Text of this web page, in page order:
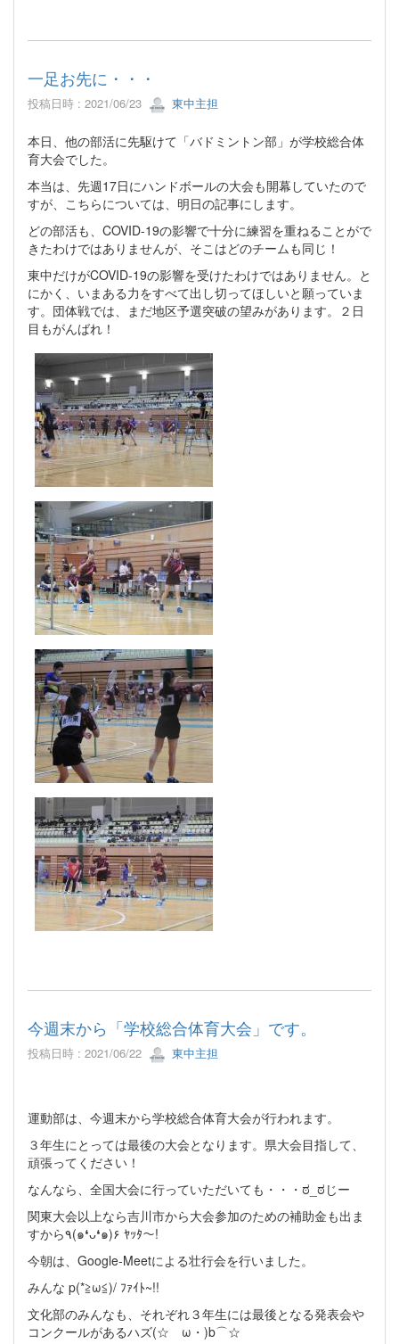
一足お先に・・・
投稿日時 : 2021/06/23 東中主担
本日、他の部活に先駆けて「バドミントン部」が学校総合体
育大会でした。
本当は、先週17日にハンドボールの大会も開幕していたので
すが、こちらについては、明日の記事にします。
どの部活も、COVID-19の影響で十分に練習を重ねることがで
きたわけではありませんが、そこはどのチームも同じ！
東中だけがCOVID-19の影響を受けたわけではありません。と
にかく、いまある力をすべて出し切ってほしいと願っていま
す。団体戦では、まだ地区予選突破の望みがあります。２日
目もがんばれ！
今週末から「学校総合体育大会」です。
投稿日時 : 2021/06/22 東中主担
運動部は、今週末から学校総合体育大会が行われます。
３年生にとっては最後の大会となります。県大会目指して、
頑張ってください！
なんなら、全国大会に行っていただいても・・・ಠ_ಠじー
関東大会以上なら吉川市から大会参加のための補助金も出ま
すから٩(๑❛ᴗ❛๑)۶ ﾔｯﾀ～!
今朝は、Google-Meetによる壮行会を行いました。
みんな p(*≧ω≦)/ ﾌｧｲﾄ~!!
文化部のみんなも、それぞれ３年生には最後となる発表会や
コンクールがあるハズ(☆ゝω・)b⌒☆